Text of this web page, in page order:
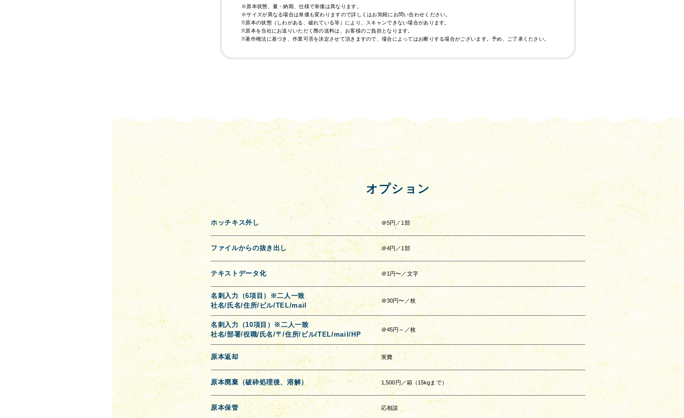
※原本状態、量・納期、仕様で単価は異なります。
※サイズが異なる場合は単価も変わりますので詳しくはお気軽にお問い合わせください。
※原本の状態（しわがある、破れている等）により、スキャンできない場合があります。
※原本を当社にお送りいただく際の送料は、お客様のご負担となります。
※著作権法に基づき、作業可否を決定させて頂きますので、場合によってはお断りする場合がございます。予め、ご了承ください。
オプション
ホッチキス外し ＠5円／1部
ファイルからの抜き出し ＠4円／1部
テキストデータ化 ＠1円〜／文字
名刺入力（6項目）※二人一致
社名/氏名/住所/ビル/TEL/mail
＠30円〜／枚
名刺入力（10項目）※二人一致
社名/部署/役職/氏名/〒/住所/ビル/TEL/mail/HP
＠45円～／枚
原本返却 実費
原本廃棄（破砕処理後、溶解） 1,500円／箱（15kgまで）
原本保管 応相談